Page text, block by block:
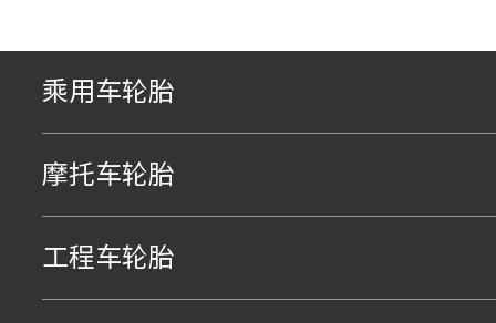
乘用车轮胎
摩托车轮胎
工程车轮胎